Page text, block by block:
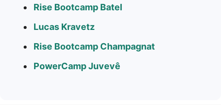
Rise Bootcamp Batel
Lucas Kravetz
Rise Bootcamp Champagnat
PowerCamp Juvevê